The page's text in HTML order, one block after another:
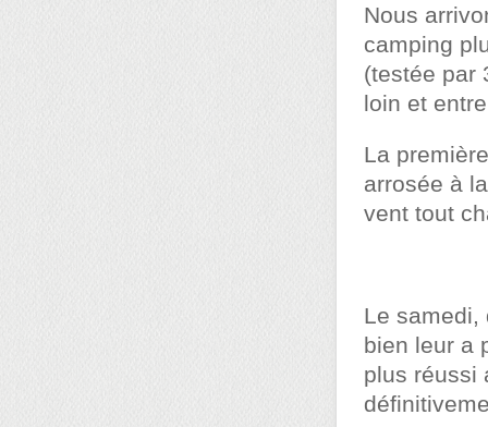
Nous
camping
(testée par
loin et
La
arrosée à
vent tout
Le samedi,
bien leur a
plus réussi